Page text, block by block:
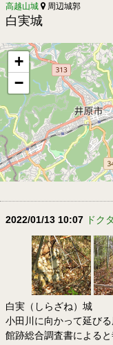
高越山城 周辺城郭
白実城
+
−
2022/01/13 10:07 ドク
白実（しらざね）城
小田川に向かって延び
館跡総合調査書による